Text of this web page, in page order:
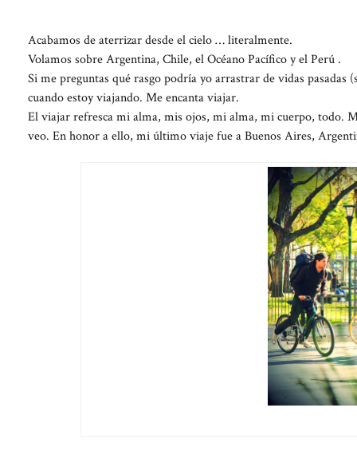
Acabamos de aterrizar desde el cielo … literalmente.
Volamos sobre Argentina, Chile, el Océano Pacífico y el Perú .
Si me preguntas qué rasgo podría yo arrastrar de vidas pasadas
cuando estoy viajando. Me encanta viajar.
El viajar refresca mi alma, mis ojos, mi alma, mi cuerpo, todo.
veo. En honor a ello, mi último viaje fue a Buenos Aires,